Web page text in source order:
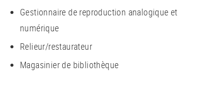
Gestionnaire de reproduction analogique et
numérique
Relieur/restaurateur
Magasinier de bibliothèque